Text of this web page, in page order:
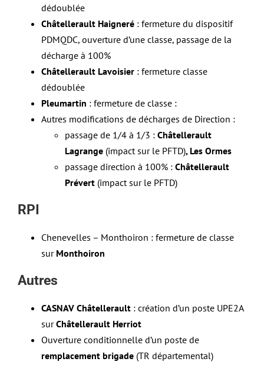
dédoublée
Châtellerault Haigneré : fermeture du dispositif
PDMQDC, ouverture d’une classe, passage de la
décharge à 100%
Châtellerault Lavoisier : fermeture classe
dédoublée
Pleumartin : fermeture de classe :
Autres modifications de décharges de Direction :
passage de 1/4 à 1/3 : Châtellerault
Lagrange (impact sur le PFTD), Les Ormes
passage direction à 100% : Châtellerault
Prévert (impact sur le PFTD)
RPI
Chenevelles – Monthoiron : fermeture de classe
sur Monthoiron
Autres
CASNAV Châtellerault : création d’un poste UPE2A
surChâtellerault Herriot
Ouverture conditionnelle d’un poste de
remplacement brigade (TR départemental)